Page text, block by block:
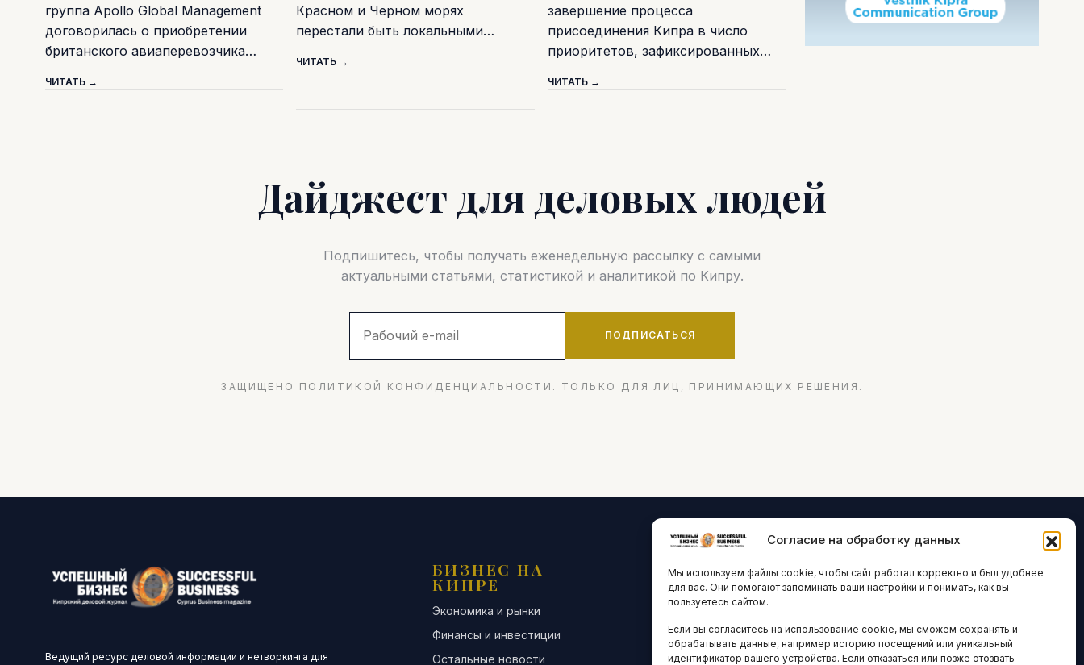
Согласие на обработку данных
Мы используем файлы cookie, чтобы сайт работал корректно и был удобнее
для вас. Они помогают запоминать ваши настройки и понимать, как вы
пользуетесь сайтом.
Если вы согласитесь на использование cookie, мы сможем сохранять и
обрабатывать данные, например историю посещений или уникальный
идентификатор вашего устройства. Если отказаться или позже отозвать
группа Apollo Global Management
договорилась о приобретении
британского авиаперевозчика…
ЧИТАТЬ →
Красном и Черном морях
перестали быть локальными…
ЧИТАТЬ →
завершение процесса
присоединения Кипра в число
приоритетов, зафиксированных…
ЧИТАТЬ →
Дайджест для деловых людей
Подпишитесь, чтобы получать еженедельную рассылку с самыми
актуальными статьями, статистикой и аналитикой по Кипру.
ПОДПИСАТЬСЯ
ЗАЩИЩЕНО ПОЛИТИКОЙ КОНФИДЕНЦИАЛЬНОСТИ. ТОЛЬКО ДЛЯ ЛИЦ, ПРИНИМАЮЩИХ РЕШЕНИЯ.
Ведущий ресурс деловой информации и нетворкинга для
БИЗНЕС НА
КИПРЕ
Экономика и рынки
Финансы и инвестиции
Остальные новости
ТЕХНОЛОГИИ И
ИННОВАЦИИ
Стартапы и исследования
Цифровая экономика
Остальные новости
ARTICLES IN
ENGLISH
НАВИГАЦИЯ